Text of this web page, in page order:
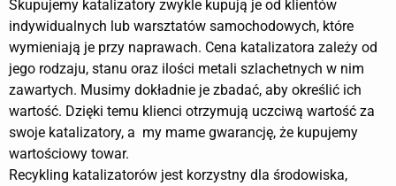
Skupujemy katalizatory zwykle kupują je od klientów
indywidualnych lub warsztatów samochodowych, które
wymieniają je przy naprawach. Cena katalizatora zależy od
jego rodzaju, stanu oraz ilości metali szlachetnych w nim
zawartych. Musimy dokładnie je zbadać, aby określić ich
wartość. Dzięki temu klienci otrzymują uczciwą wartość za
swoje katalizatory, a my mame gwarancję, że kupujemy
wartościowy towar.
Recykling katalizatorów jest korzystny dla środowiska,